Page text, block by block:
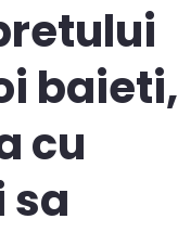
baieti,
cu
sa